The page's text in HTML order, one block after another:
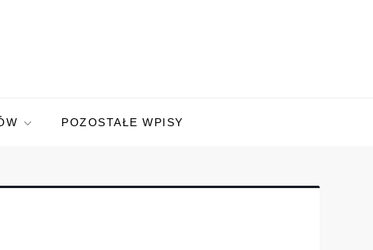
POZOSTAŁE WPISY